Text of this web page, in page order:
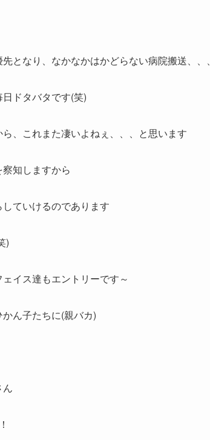
となり、なかなかはかどらない病院搬送、、、
ドタバタです(笑)
、これまた凄いよねぇ、、、と思います
知しますから
ていけるのであります
)
イス達もエントリーです～
ん子たちに(親バカ)
ん